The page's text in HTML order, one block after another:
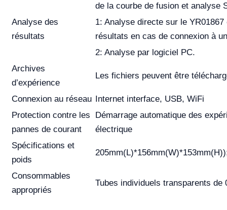
de la courbe de fusion et analyse
Analyse des
résultats
1: Analyse directe sur le
résultats en cas de connexion à
2: Analyse par logiciel PC.
Archives
d’expérience
Les fichiers peuvent être
Connexion au réseau Internet interface, USB, WiFi
Protection contre les
pannes de courant
Démarrage automatique des
électrique
Spécifications et
poids
Consommables
appropriés
Tubes individuels transparents de